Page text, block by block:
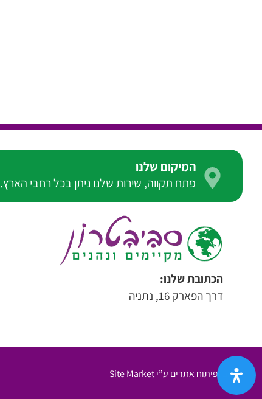
המיקום שלנו
פתח תקווה, שירות שלנו ניתן בכל רחבי הארץ.
הכתובת שלנו:
דרך הפארק 16, נתניה
עיצוב ופיתוח אתרים ע”י Site Market